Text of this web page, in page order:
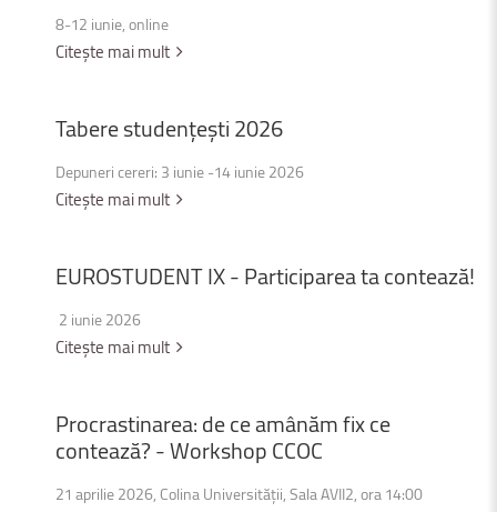
8-12 iunie, online
Citește mai mult
Taberestudențești2026
Depuneri cereri: 3 iunie -14 iunie 2026
Citește mai mult
EUROSTUDENTIX-Participareatacontează!
2 iunie 2026
Citește mai mult
Procrastinarea:deceamânămfixce
contează?-WorkshopCCOC
21 aprilie 2026, Colina Universității, Sala AVII2, ora 14:00